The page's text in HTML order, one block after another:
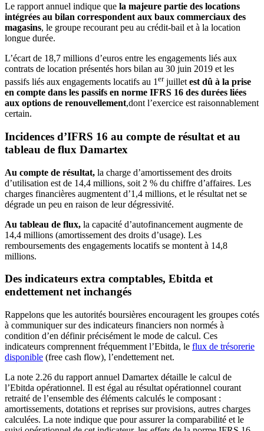
Le rapport annuel indique que la majeure partie des locations
intégrées au bilan correspondent aux baux commerciaux des
magasins, le groupe recourant peu au crédit-bail et à la location
longue durée.
L’écart de 18,7 millions d’euros entre les engagements liés aux
contrats de location présentés hors bilan au 30 juin 2019 et les
passifs liés aux engagements locatifs au 1 erjuillet est dû à la prise
en compte dans les passifs en norme IFRS 16 des durées liées
aux options de renouvellement,dont l’exercice est raisonnablement
certain.
Incidences d’IFRS 16 au compte de résultat et au
tableau de flux Damartex
Au compte de résultat, la charge d’amortissement des droits
d’utilisation est de 14,4 millions, soit 2 % du chiffre d’affaires. Les
charges financières augmentent d’1,4 millions, et le résultat net se
dégrade un peu en raison de leur dégressivité.
Au tableau de flux, la capacité d’autofinancement augmente de
14,4 millions (amortissement des droits d’usage). Les
remboursements des engagements locatifs se montent à 14,8
millions.
Des indicateurs extra comptables, Ebitda et
endettement net inchangés
Rappelons que les autorités boursières encouragent les groupes cotés
à communiquer sur des indicateurs financiers non normés à
condition d’en définir précisément le mode de calcul. Ces
indicateurs comprennent fréquemment l’Ebitda, le flux de trésorerie
disponible (free cash flow), l’endettement net.
La note 2.26 du rapport annuel Damartex détaille le calcul de
l’Ebitda opérationnel. Il est égal au résultat opérationnel courant
retraité de l’ensemble des éléments calculés le composant :
amortissements, dotations et reprises sur provisions, autres charges
calculées. La note indique que pour assurer la comparabilité et le